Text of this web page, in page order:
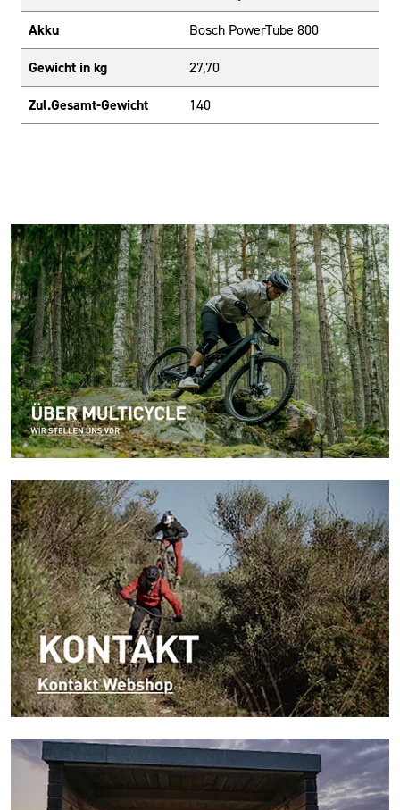
Akku Bosch PowerTube 800
Gewicht in kg 27,70
Zul.Gesamt-Gewicht 140